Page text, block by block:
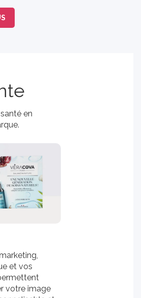
en
et vos
votre image